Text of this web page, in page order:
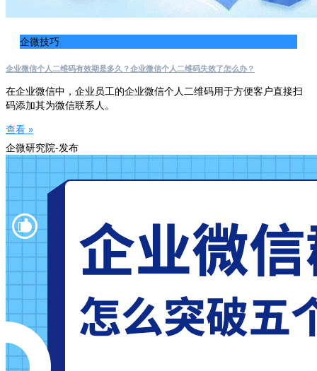
企微技巧
企业微信个人二维码有效期是多久？企业微信个人二维码失效了怎么办？
在企业微信中，企业员工的企业微信个人二维码用于方便客户直接扫
码添加其为微信联系人。
查看 »
企微研究院-发布